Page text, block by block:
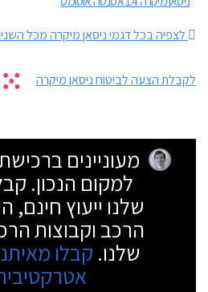
לצפיה בכל דגמי ניסאן מיקרה מכל
לקבלת הצעה לביטוח ניסאן מיקרה
מעוניינים
למקום הנכון.
שלנו ייעוץ חינם,
הרכב וקבוצות
שלנו. קבלו